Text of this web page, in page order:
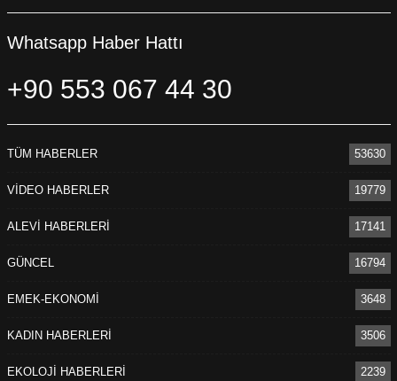
Whatsapp Haber Hattı
+90 553 067 44 30
TÜM HABERLER 53630
VİDEO HABERLER 19779
ALEVİ HABERLERİ 17141
GÜNCEL 16794
EMEK-EKONOMİ 3648
KADIN HABERLERİ 3506
EKOLOJİ HABERLERİ 2239